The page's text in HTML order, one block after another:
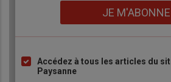
JE M'ABONNE
ListeAccédez à tous les articles du
Paysanne